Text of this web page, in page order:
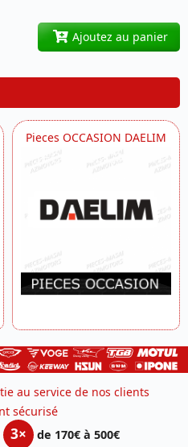
Ajoutez au panier
Pieces OCCASION DAELIM
au service de nos clients
sécurisé
3×
de 170€ à 500€